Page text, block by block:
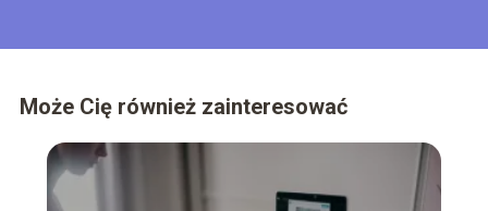
Może Cię również zainteresować